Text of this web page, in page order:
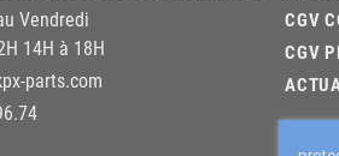
Vendredi
14H à 18H
parts.com
CGV
CGV